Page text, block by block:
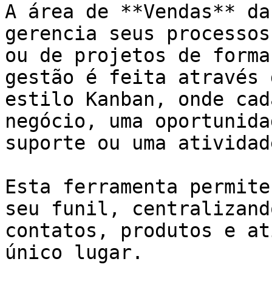
A área de **Vendas**
gerencia seus
ou de projetos de
gestão é feita através
estilo Kanban, onde
negócio, uma
suporte ou uma
Esta ferramenta permite
seu funil,
contatos, produtos e
único lugar.